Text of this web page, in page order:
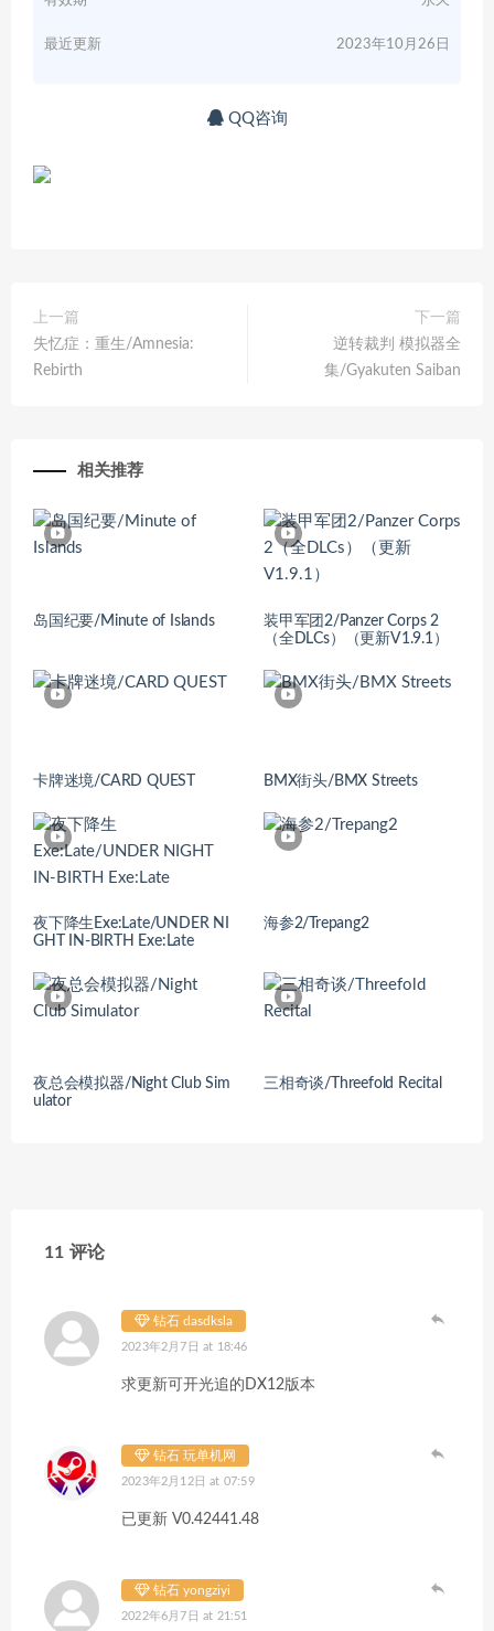
最近更新 2023年10月26日
QQ咨询
上一篇
失忆症：重生/Amnesia:
Rebirth
下一篇
逆转裁判 模拟器全
集/Gyakuten Saiban
相关推荐
岛国纪要/Minute of Islands
装甲军团2/Panzer Corps 2
（全DLCs）（更新V1.9.1）
卡牌迷境/CARD QUEST BMX街头/BMX Streets
夜下降生Exe:Late/UNDER NI
GHT IN-BIRTH Exe:Late
海参2/Trepang2
夜总会模拟器/Night Club Sim
ulator
三相奇谈/Threefold Recital
11 评论
钻石 dasdksla
2023年2月7日 at 18:46
求更新可开光追的DX12版本
钻石 玩单机网
2023年2月12日 at 07:59
已更新 V0.42441.48
钻石 yongziyi
2022年6月7日 at 21:51